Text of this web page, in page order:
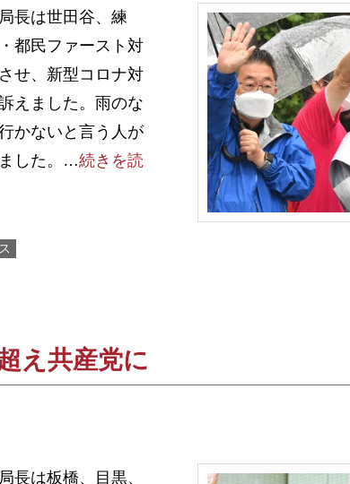
長は世田谷、練
都民ファースト対
せ、新型コロナ対
えました。雨のな
かないと言う人が
した。…続きを読
え共産党に
は板橋、目黒、